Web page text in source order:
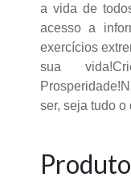
a vida de
acesso a
exercícios
sua
ser, seja tudo o